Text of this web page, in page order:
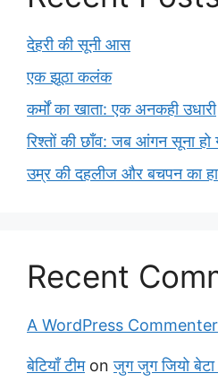
देहरी की सूनी आस
एक झूठा कलंक
कर्मों का खाता: एक अनकही उधारी
रिश्तों की छाँव: जब आंगन सूना हो
उम्र की दहलीज और बचपन का
Recent
A WordPress Commenter
बेटियाँ टीमonजुग जुग जियो बेटा